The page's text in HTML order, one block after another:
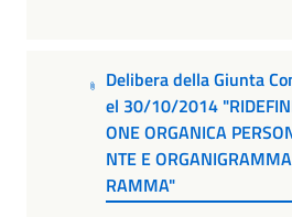
Delibera della Giunta
el 30/10/2014
ONE ORGANICA
NTE E
RAMMA"